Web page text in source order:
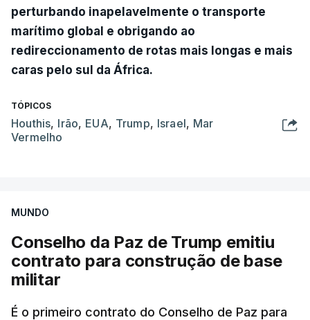
perturbando inapelavelmente o transporte
marítimo global e obrigando ao
redireccionamento de rotas mais longas e mais
caras pelo sul da África.
TÓPICOS
Houthis, Irão, EUA, Trump, Israel, Mar
Vermelho
MUNDO
Conselho da Paz de Trump emitiu
contrato para construção de base
militar
É o primeiro contrato do Conselho de Paz para